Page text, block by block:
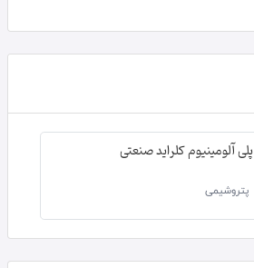
پلی آلومینیوم کلراید صنعتی
پتروشیمی